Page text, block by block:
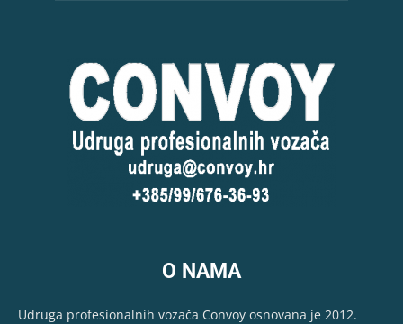
O NAMA
Udruga profesionalnih vozača Convoy osnovana je 2012.